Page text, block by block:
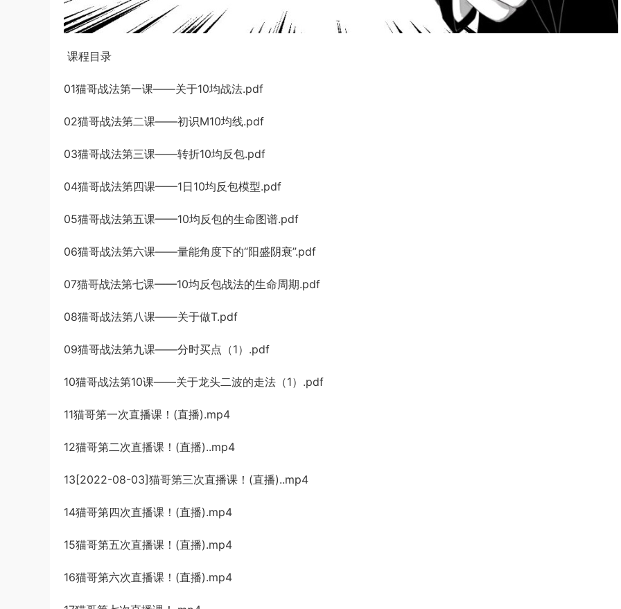
课程目录
01猫哥战法第一课——关于10均战法.pdf
02猫哥战法第二课——初识M10均线.pdf
03猫哥战法第三课——转折10均反包.pdf
04猫哥战法第四课——1日10均反包模型.pdf
05猫哥战法第五课——10均反包的生命图谱.pdf
06猫哥战法第六课——量能角度下的“阳盛阴衰”.pdf
07猫哥战法第七课——10均反包战法的生命周期.pdf
08猫哥战法第八课——关于做T.pdf
09猫哥战法第九课——分时买点（1）.pdf
10猫哥战法第10课——关于龙头二波的走法（1）.pdf
11猫哥第一次直播课！(直播).mp4
12猫哥第二次直播课！(直播)..mp4
13[2022-08-03]猫哥第三次直播课！(直播)..mp4
14猫哥第四次直播课！(直播).mp4
15猫哥第五次直播课！(直播).mp4
16猫哥第六次直播课！(直播).mp4